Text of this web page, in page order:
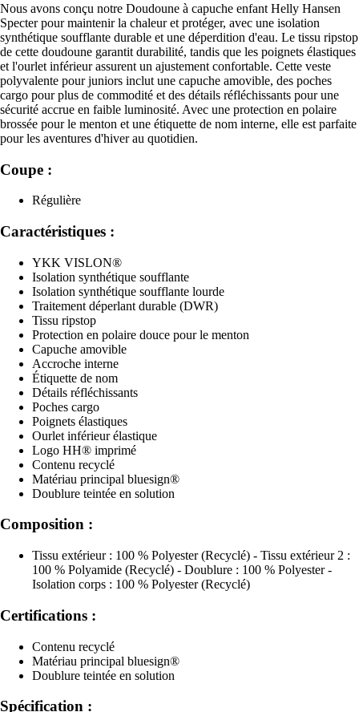
Nous avons conçu notre Doudoune à capuche enfant Helly Hansen
Specter pour maintenir la chaleur et protéger, avec une isolation
synthétique soufflante durable et une déperdition d'eau. Le tissu ripstop
de cette doudoune garantit durabilité, tandis que les poignets élastiques
et l'ourlet inférieur assurent un ajustement confortable. Cette veste
polyvalente pour juniors inclut une capuche amovible, des poches
cargo pour plus de commodité et des détails réfléchissants pour une
sécurité accrue en faible luminosité. Avec une protection en polaire
brossée pour le menton et une étiquette de nom interne, elle est parfaite
pour les aventures d'hiver au quotidien.
Coupe :
Régulière
Caractéristiques :
YKK VISLON®
Isolation synthétique soufflante
Isolation synthétique soufflante lourde
Traitement déperlant durable (DWR)
Tissu ripstop
Protection en polaire douce pour le menton
Capuche amovible
Accroche interne
Étiquette de nom
Détails réfléchissants
Poches cargo
Poignets élastiques
Ourlet inférieur élastique
Logo HH® imprimé
Contenu recyclé
Matériau principal bluesign®
Doublure teintée en solution
Composition :
Tissu extérieur : 100 % Polyester (Recyclé) - Tissu extérieur 2 :
100 % Polyamide (Recyclé) - Doublure : 100 % Polyester -
Isolation corps : 100 % Polyester (Recyclé)
Certifications :
Contenu recyclé
Matériau principal bluesign®
Doublure teintée en solution
Spécification :